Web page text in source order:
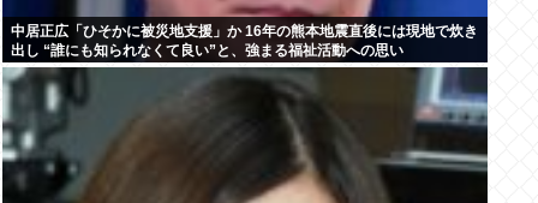
中居正広「ひそかに被災地支援」か 16年の熊本地震直後には現地で炊き
出し “誰にも知られなくて良い”と、強まる福祉活動への思い